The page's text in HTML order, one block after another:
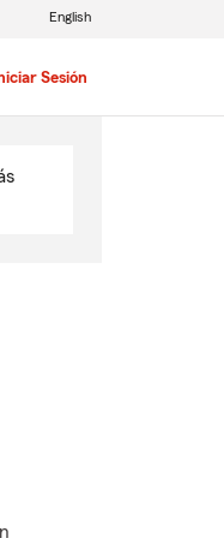
Sesión
English